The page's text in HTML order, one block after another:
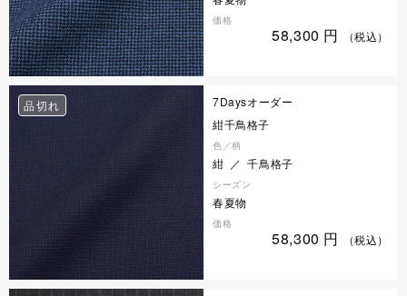
価格
58,300 円 （税込）
品切れ
7Daysオーダー
紺千鳥格子
色／柄
紺 ／ 千鳥格子
シーズン
春夏物
価格
58,300 円 （税込）